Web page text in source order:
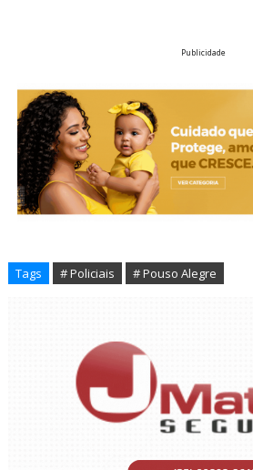
Publicidade
Tags # Policiais # Pouso Alegre